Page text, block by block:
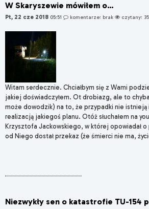
W Skaryszewie mówiłem o…
Pt, 22 cze 2018 05:51 komentarze: brak czytany:
Witam serdecznie. Chciałbym się z Wami
jakiej doświadczyłem. Ot drobiazg, ale to
może dowodzik) na to, że przypadki nie istnieją
realizacją jakiegoś planu. Otóż słuchałem na
Krzysztofa Jackowskiego, w której opowiadał o
od Niego dostał przekaz (że śmierci nie ma,
Niezwykły sen o katastrofie TU-154